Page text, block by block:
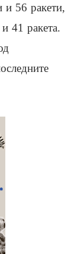
и 56 ракети,
41 ракета.